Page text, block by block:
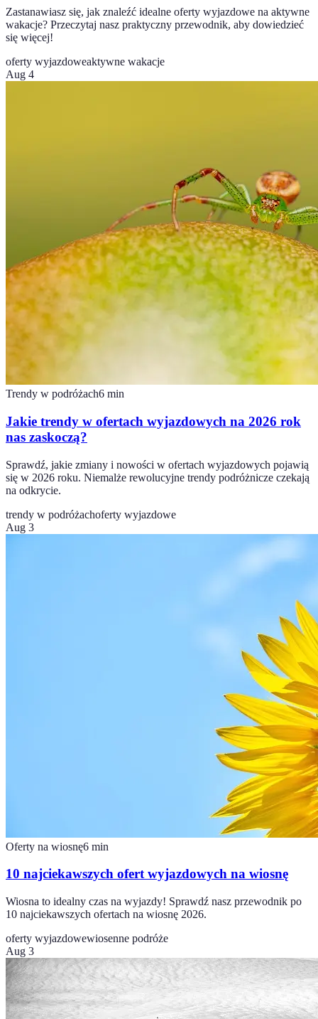
Zastanawiasz się, jak znaleźć idealne oferty wyjazdowe na aktywne
wakacje? Przeczytaj nasz praktyczny przewodnik, aby dowiedzieć
się więcej!
oferty wyjazdoweaktywne wakacje
Aug 4
Trendy w podróżach6 min
Jakie trendy w ofertach wyjazdowych na 2026 rok
nas zaskoczą?
Sprawdź, jakie zmiany i nowości w ofertach wyjazdowych pojawią
się w 2026 roku. Niemalże rewolucyjne trendy podróżnicze czekają
na odkrycie.
trendy w podróżachoferty wyjazdowe
Aug 3
Oferty na wiosnę6 min
10 najciekawszych ofert wyjazdowych na wiosnę
Wiosna to idealny czas na wyjazdy! Sprawdź nasz przewodnik po
10 najciekawszych ofertach na wiosnę 2026.
oferty wyjazdowewiosenne podróże
Aug 3